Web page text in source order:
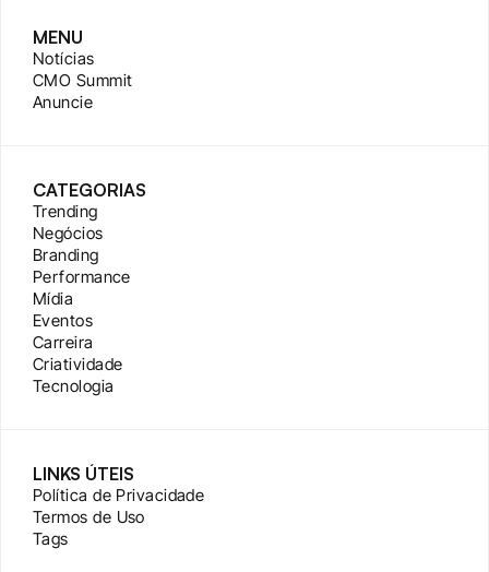
MENU
Notícias
CMO Summit
Anuncie
CATEGORIAS
Trending
Negócios
Branding
Performance
Mídia
Eventos
Carreira
Criatividade
Tecnologia
LINKS ÚTEIS
Política de Privacidade
Termos de Uso
Tags